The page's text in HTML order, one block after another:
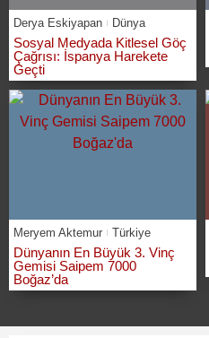
Derya Eskiyapan Dünya
Sosyal Medyada Kitlesel Göç
Çağrısı: İspanya Harekete
Geçti
Meryem Aktemur Türkiye
Dünyanın En Büyük 3. Vinç
Gemisi Saipem 7000
Boğaz’da